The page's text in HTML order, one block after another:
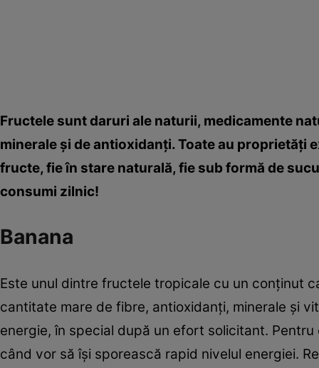
Fructele sunt daruri ale naturii, medicamente
minerale şi de antioxidanţi. Toate au proprietăţi
fructe, fie în stare naturală, fie sub formă de
consumi zilnic!
Banana
Este unul dintre fructele tropicale cu un conţinut
cantitate mare de fibre, antioxidanţi, minerale şi
energie, în special după un efort solicitant.
când vor să îşi sporească rapid nivelul energiei.